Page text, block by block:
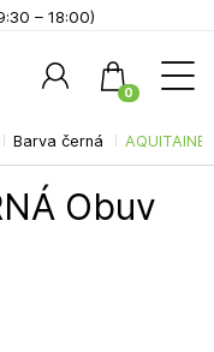
Barva černá AQUITAINE
– 18:00)
0
Hledat